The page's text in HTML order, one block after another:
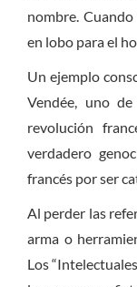
nombre.
en lobo para el
Un ejemplo
Vendée, uno
revolución
verdadero
francés por ser
Al perder las
arma o
Los